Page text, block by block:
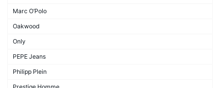
Marc O’Polo
Oakwood
Only
PEPE Jeans
Philipp Plein